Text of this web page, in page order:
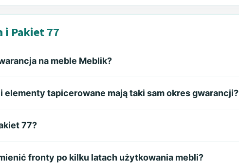
i Pakiet 77
na meble Meblik?
elementy tapicerowane mają taki sam okres gwarancji?
77?
fronty po kilku latach użytkowania mebli?